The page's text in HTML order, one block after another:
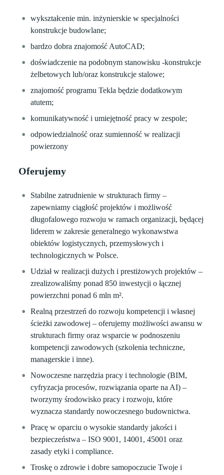
wykształcenie min. inżynierskie w specjalności
konstrukcje budowlane;
bardzo dobra znajomość AutoCAD;
doświadczenie na podobnym stanowisku -konstrukcje
żelbetowych lub/oraz konstrukcje stalowe;
znajomość programu Tekla będzie dodatkowym
atutem;
komunikatywność i umiejętność pracy w zespole;
odpowiedzialność oraz sumienność w realizacji
powierzony
Oferujemy
Stabilne zatrudnienie w strukturach firmy –
zapewniamy ciągłość projektów i możliwość
długofalowego rozwoju w ramach organizacji, będącej
liderem w zakresie generalnego wykonawstwa
obiektów logistycznych, przemysłowych i
technologicznych w Polsce.
Udział w realizacji dużych i prestiżowych projektów –
zrealizowaliśmy ponad 850 inwestycji o łącznej
powierzchni ponad 6 mln m².
Realną przestrzeń do rozwoju kompetencji i własnej
ścieżki zawodowej – oferujemy możliwości awansu w
strukturach firmy oraz wsparcie w podnoszeniu
kompetencji zawodowych (szkolenia techniczne,
managerskie i inne).
Nowoczesne narzędzia pracy i technologie (BIM,
cyfryzacja procesów, rozwiązania oparte na AI) –
tworzymy środowisko pracy i rozwoju, które
wyznacza standardy nowoczesnego budownictwa.
Pracę w oparciu o wysokie standardy jakości i
bezpieczeństwa – ISO 9001, 14001, 45001 oraz
zasady etyki i compliance.
Troskę o zdrowie i dobre samopoczucie Twoje i